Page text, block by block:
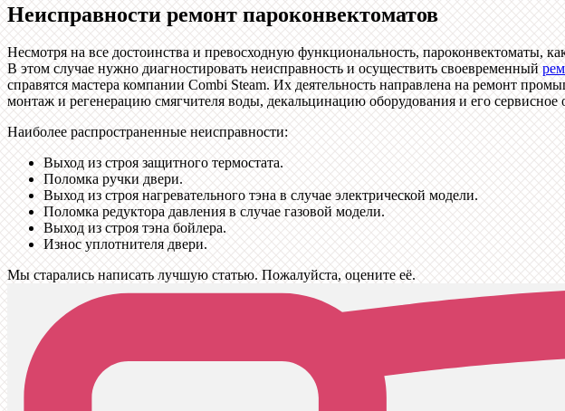
Неисправности ремонт пароконвектоматов
Несмотря на все достоинства и превосходную функциональность, пароконвектоматы,
В этом случае нужно диагностировать неисправность и осуществить своевременный
справятся мастера компании Combi Steam. Их деятельность направлена на ремонт
монтаж и регенерацию смягчителя воды, декальцинацию оборудования и его сервисное
Наиболее распространенные неисправности:
Выход из строя защитного термостата.
Поломка ручки двери.
Выход из строя нагревательного тэна в случае электрической модели.
Поломка редуктора давления в случае газовой модели.
Выход из строя тэна бойлера.
Износ уплотнителя двери.
Мы старались написать лучшую статью. Пожалуйста, оцените её.